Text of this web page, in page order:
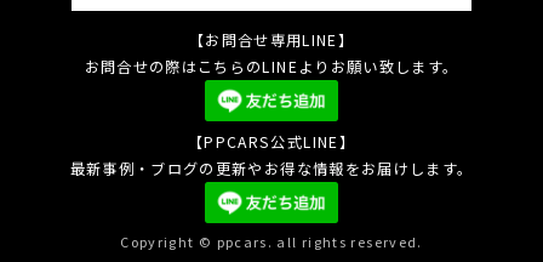
【お問合せ専用LINE】
お問合せの際はこちらのLINEよりお願い致します。
【PPCARS公式LINE】
最新事例・ブログの更新やお得な情報をお届けします。
Copyright © ppcars. all rights reserved.